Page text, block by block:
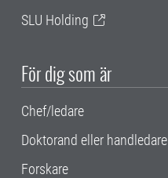
SLU Holding
För dig som är
Chef/ledare
Doktorand eller handledare
Forskare